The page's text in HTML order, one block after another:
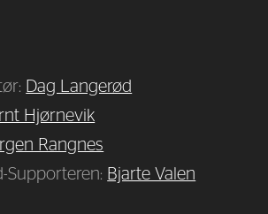
Dag Langerød
Hjørnevik
Rangnes
Supporteren: Bjarte Valen